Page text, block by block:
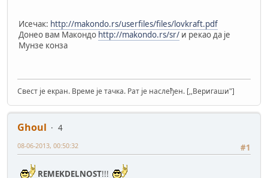
Исечак: http://makondo.rs/userfiles/files/lovkraft.pdf
Донео вам Макондо http://makondo.rs/sr/ и рекао да је
Мунзе конза
Свест је екран. Време је тачка. Рат је наслеђен. [,,Веригаши"]
Ghoul
4
#1
08-06-2013, 00:50:32
REMEKDELNOST!!!